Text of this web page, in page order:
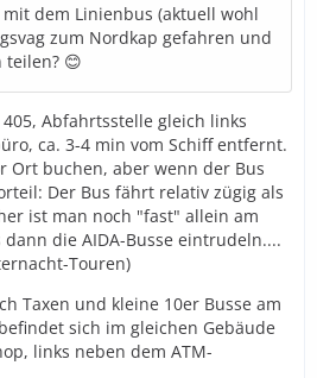
dem Linienbus (aktuell wohl
zum Nordkap gefahren und
😊
Abfahrtsstelle gleich links
ca. 3-4 min vom Schiff entfernt.
Ort buchen, aber wenn der Bus
Der Bus fährt relativ zügig als
ist man noch "fast" allein am
die AIDA-Busse eintrudeln....
Touren)
Taxen und kleine 10er Busse am
sich im gleichen Gebäude
links neben dem ATM-